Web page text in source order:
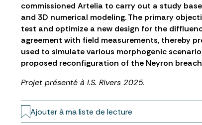
commissioned Artelia to carry out a study
and 3D numerical modeling. The primary
test and optimize a new design for the
agreement with field measurements, thereby
used to simulate various morphogenic
proposed reconfiguration of the Neyron
Projet présenté à I.S. Rivers 2025.
Ajouter à ma liste de lecture